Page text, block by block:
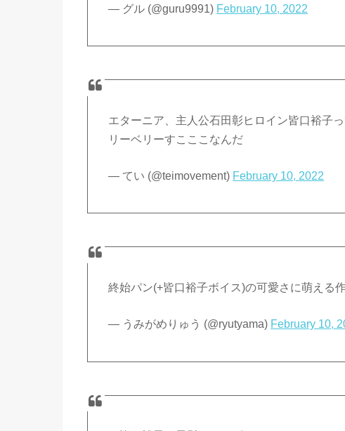
— グル (@guru9991) February 10, 2022
エターニア、主人公石田彰ヒロイン皆口裕子
リーベリーすこここなんだ
— てい (@teimovement) February 10, 2022
終始パン(+皆口裕子ボイス)の可愛さに萌え
— うみがめりゅう (@ryutyama) February 10,